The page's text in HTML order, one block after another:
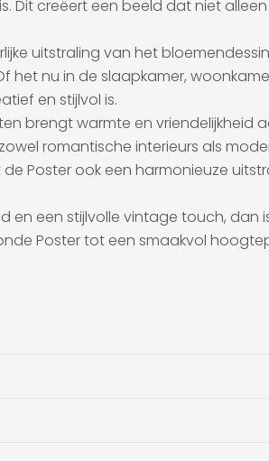
creëert een beeld dat niet
uitstraling van het
nu in de slaapkamer,
en stijlvol is.
brengt warmte en vriendelijkheid
romantische interieurs als
Poster ook een harmonieuze
een stijlvolle vintage touch, dan
Poster tot een smaakvol